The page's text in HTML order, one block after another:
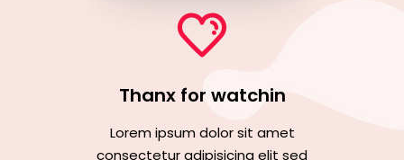
Thanx for watchin
Lorem ipsum dolor sit amet
consectetur adipisicing elit sed